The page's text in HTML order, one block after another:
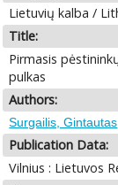
Lietuvių kalba /
Title:
Pirmasis
pulkas
Authors:
Surgailis, Gintautas
Publication Data:
Vilnius : Lietuvos